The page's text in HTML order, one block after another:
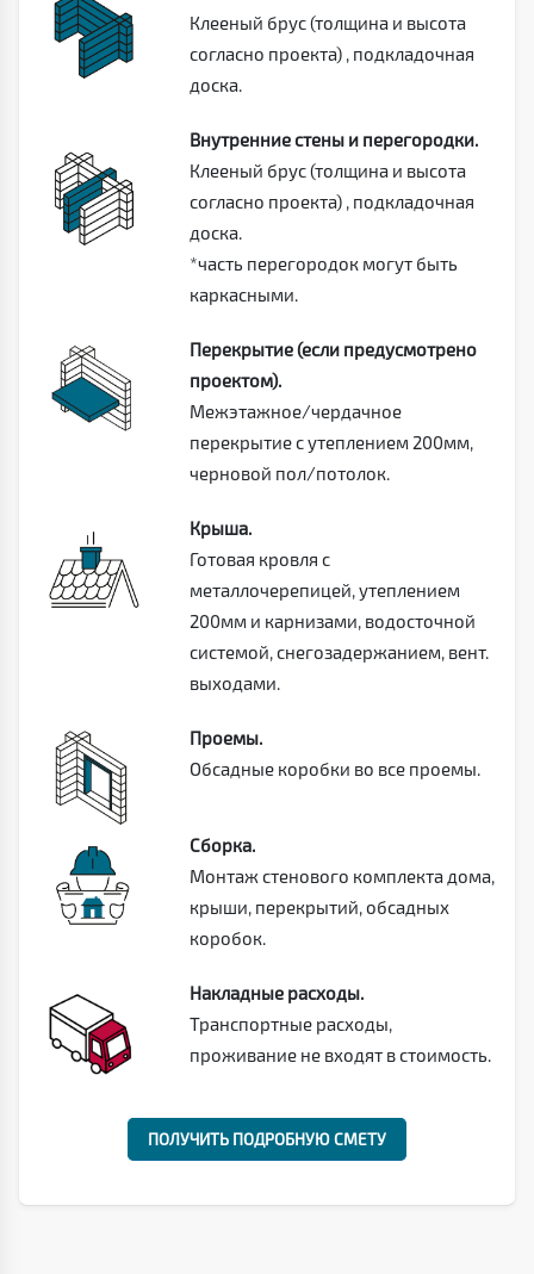
Клееный брус (толщина и высота
согласно проекта) , подкладочная
доска.
Внутренние стены и перегородки.
Клееный брус (толщина и высота
согласно проекта) , подкладочная
доска.
*часть перегородок могут быть
каркасными.
Перекрытие (если предусмотрено
проектом).
Межэтажное/чердачное
перекрытие с утеплением 200мм,
черновой пол/потолок.
Крыша.
Готовая кровля с
металлочерепицей, утеплением
200мм и карнизами, водосточной
системой, снегозадержанием, вент.
выходами.
Проемы.
Обсадные коробки во все проемы.
Сборка.
Монтаж стенового комплекта дома,
крыши, перекрытий, обсадных
коробок.
Накладные расходы.
Транспортные расходы,
проживание не входят в стоимость.
ПОЛУЧИТЬ ПОДРОБНУЮ СМЕТУ